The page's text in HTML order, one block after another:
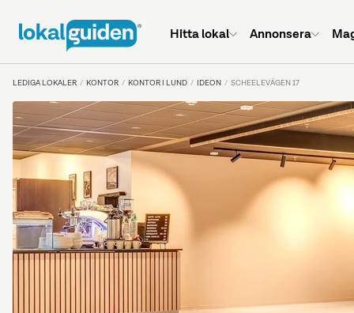
Hitta lokal Annonsera
LEDIGA LOKALER KONTOR KONTOR I LUND IDEON SCHEELEVÄGEN 17